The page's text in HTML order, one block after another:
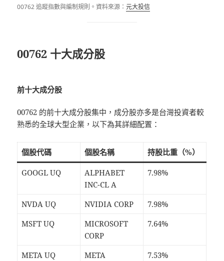
00762 追蹤指數與編制規則。資料來源：元大投信
00762 十大成分股
前十大成分股
00762 的前十大成分股集中，成分股亦多是台灣投資者較
熟悉的全球大型企業，以下為其詳細配置：
個股代碼 個股名稱 持股比重（%）
GOOGL UQ
ALPHABET
INC-CL A
7.98%
NVDA UQ NVIDIA CORP
7.98%
MSFT UQ
MICROSOFT
CORP
7.64%
META UQ
META
7.53%